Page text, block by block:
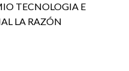
TECNOLOGIA E
LA RAZÓN